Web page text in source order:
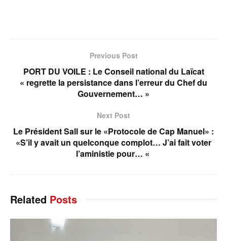
Previous Post
PORT DU VOILE : Le Conseil national du Laïcat
« regrette la persistance dans l’erreur du Chef du
Gouvernement… »
Next Post
Le Président Sall sur le «Protocole de Cap Manuel» :
«S’il y avait un quelconque complot… J’ai fait voter
l’aministie pour… «
Related Posts